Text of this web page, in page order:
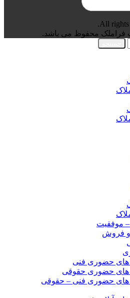
فراملک محفوظ می باشد.
– موفقیت
و فروش
حضوری فنی
حضوری حقوقی
حضوری فنی – حقوقی